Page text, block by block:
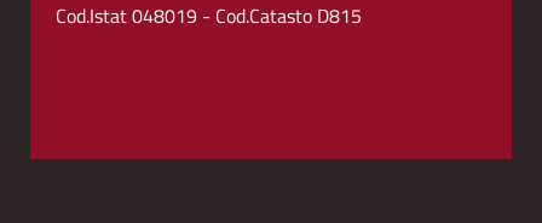
Cod.Istat 048019 - Cod.Catasto D815